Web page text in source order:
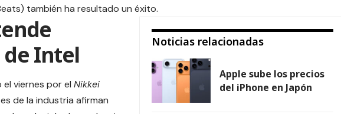
también ha resultado un éxito.
Noticias relacionadas
Apple sube los precios
del iPhone en Japón
Intel
viernes por el Nikkei
de la industria afirman